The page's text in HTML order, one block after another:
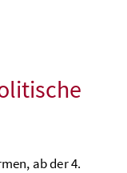
ab der 4.